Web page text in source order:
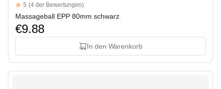
Reviews
5 out of 5 stars
5 (4 der Bewertungen)
Massageball EPP 80mm schwarz
€9.88
In den Warenkorb